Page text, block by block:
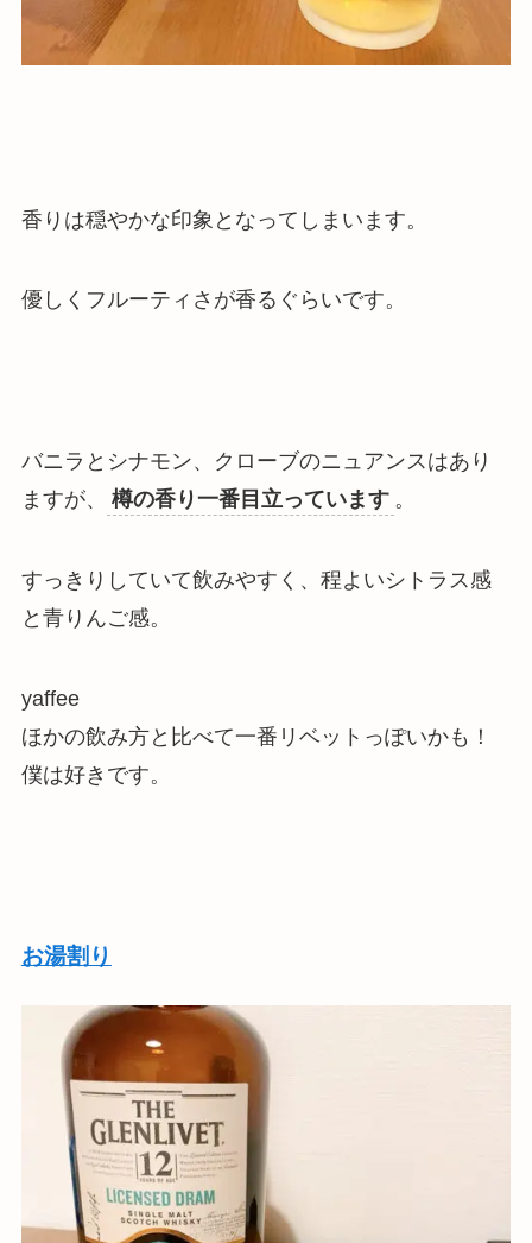
香りは穏やかな印象となってしまいます。
優しくフルーティさが香るぐらいです。
バニラとシナモン、クローブのニュアンスはあり
ますが、
樽の香り一番目立っています 。
すっきりしていて飲みやすく、程よいシトラス感
と青りんご感。
yaffee
ほかの飲み方と比べて一番リベットっぽいかも！
僕は好きです。
お湯割り